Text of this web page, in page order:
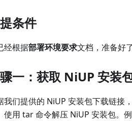
条件
经根据部署环境要求文档，准备好
一：获取 NiUP 安装
我们提供的 NiUP 安装包下载链接
使用 tar 命令解压 NiUP 安装包。